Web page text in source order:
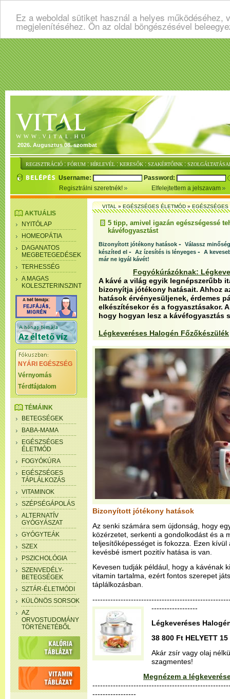
Ez a weboldal sütiket használ a helyes
megjelenítéséhez. Ön az oldal böngészésével
2026. Augusztus 08. szombat
REGISZTRÁCIÓ : FÓRUM : HÍRLEVÉL : KERESŐK : SZAKÉRTŐINK :
Username:
Password:
Regisztrálni szeretnék!
Elfelejtettem a jelszavam
AKTUÁLIS
NYITÓLAP
HOMEOPÁTIA
DAGANATOS
MEGBETEGEDÉSEK
TERHESSÉG
A MAGAS
KOLESZTERINSZINT
NYÁRI EGÉSZSÉG
Vérnyomás
Térdfájdalom
TÉMÁINK
BETEGSÉGEK
BABA-MAMA
EGÉSZSÉGES
ÉLETMÓD
FOGYÓKÚRA
EGÉSZSÉGES
TÁPLÁLKOZÁS
VITAMINOK
SZÉPSÉGÁPOLÁS
ALTERNATÍV
GYÓGYÁSZAT
GYÓGYTEÁK
SZEX
PSZICHOLÓGIA
SZENVEDÉLY-
BETEGSÉGEK
SZTÁR-ÉLETMÓDI
KÜLÖNÖS SORSOK
AZ
ORVOSTUDOMÁNY
TÖRTÉNETÉBŐL
VITAL»EGÉSZSÉGES ÉLETMÓD»
5 tipp, amivel igazán egészségessé
kávéfogyasztást
Bizonyított jótékony hatások - Válassz
készíted el - Az ízesítés is lényeges - A
már ne igyál kávét!
Fogyókúrázóknak:
A kávé a világ egyik legnépszerűbb
bizonyítja jótékony hatásait. Ahhoz
hatások érvényesüljenek, érdemes
elkészítésekor és a fogyasztásakor.
hogy hogyan lesz a kávéfogyasztás
Légkeveréses Halogén Főzőkészülék
Bizonyított jótékony hatások
Az senki számára sem újdonság, hogy
közérzetet, serkenti a gondolkodást és a
teljesítőképességet is fokozza. Ezen
kevésbé ismert pozitív hatása is van.
Kevesen tudják például, hogy a kávénak
vitamin tartalma, ezért fontos szerepet
táplálkozásban.
------------------
Légkeveréses
38 800 Ft HELYETT
Akár zsír vagy olaj
szagmentes!
Megnézem a
-----------------